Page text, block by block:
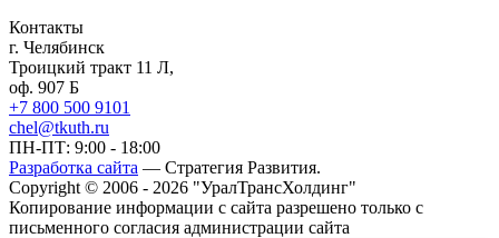
Контакты
г. Челябинск
Троицкий тракт 11 Л,
оф. 907 Б
+7 800 500 9101
chel@tkuth.ru
ПН-ПТ: 9:00 - 18:00
Разработка сайта — Стратегия Развития.
Copyright © 2006 - 2026 "УралТрансХолдинг"
Копирование информации с сайта разрешено только с
письменного согласия администрации сайта